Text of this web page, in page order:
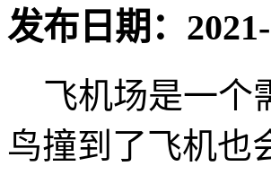
发布日期：
飞机场是一个
鸟撞到了飞机也